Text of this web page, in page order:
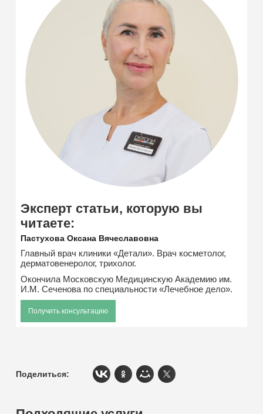
Эксперт статьи, которую вы
читаете:
Пастухова Оксана Вячеславовна
Главный врач клиники «Детали». Врач косметолог,
дерматовенеролог, трихолог.
Окончила Московскую Медицинскую Академию им.
И.М. Сеченова по специальности «Лечебное дело».
Получить консультацию
Поделиться: